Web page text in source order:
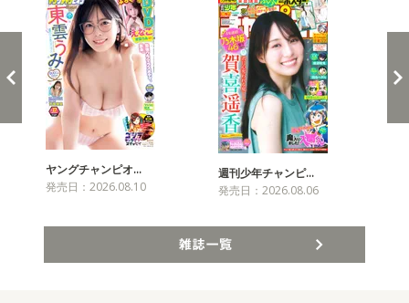
ヤングチャンピオ…
発売日：2026.08.10
週刊少年チャンピ…
発売日：2026.08.06